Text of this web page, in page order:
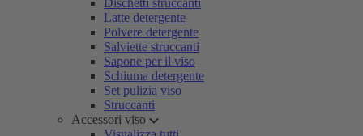
Dischetti struccanti
Latte detergente
Polvere detergente
Salviette struccanti
Sapone per il viso
Schiuma detergente
Set pulizia viso
Struccanti
Accessori viso